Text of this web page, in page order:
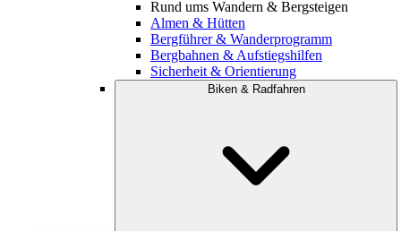
Rund ums Wandern & Bergsteigen
Almen & Hütten
Bergführer & Wanderprogramm
Bergbahnen & Aufstiegshilfen
Sicherheit & Orientierung
Biken & Radfahren